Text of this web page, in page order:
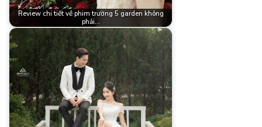
Review chi tiết về phim trường 5 garden không
phải…